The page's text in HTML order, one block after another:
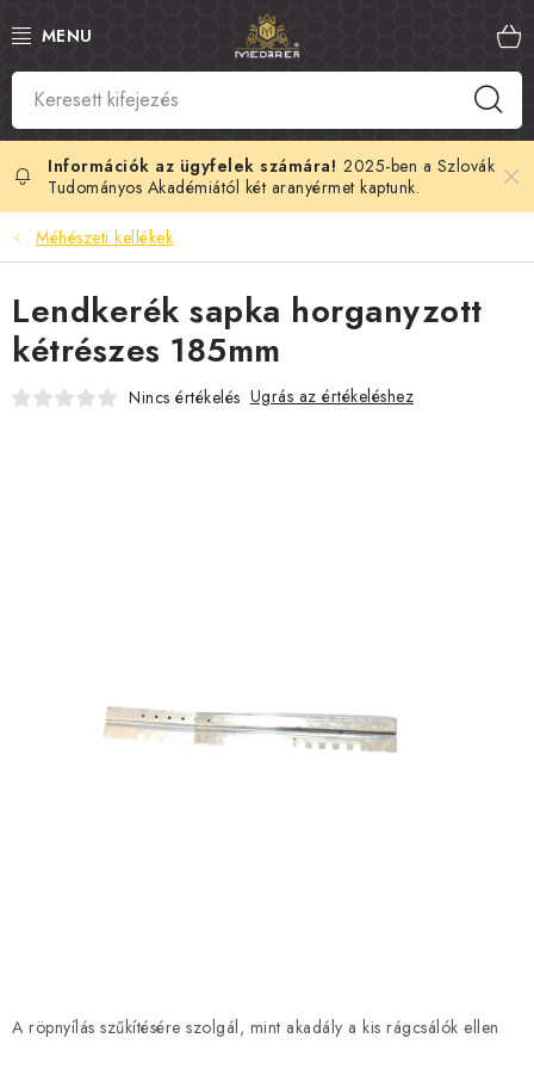
tartalomhoz
SZLOVÁK MÉZ
MANUKA MÉZ
MÉHPEMPŐ
KIRÁLYI ZSELÉ
MÉHMÉREG
A MÉHÉSZETI TERMÉKEK KIEGÉSZÍTŐI
IRODALOM - KÖNYVEK
2025-ben a Szlovák
Tudományos Akadémiától két aranyérmet kaptunk.
Méhészeti kellékek
A röpnyílás szűkítésére szolgál, mint akadály a kis rágcsálók ellen
Lendkerék sapka horganyzott
kétrészes 185mm
Nincs értékelés Ugrás az értékeléshez